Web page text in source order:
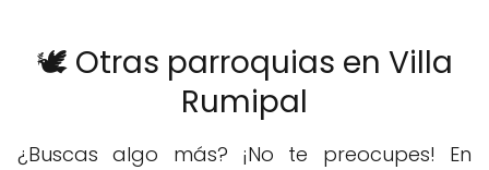
🕊️ Otras parroquias en Villa
Rumipal
¿Buscas algo más? ¡No te preocupes! En